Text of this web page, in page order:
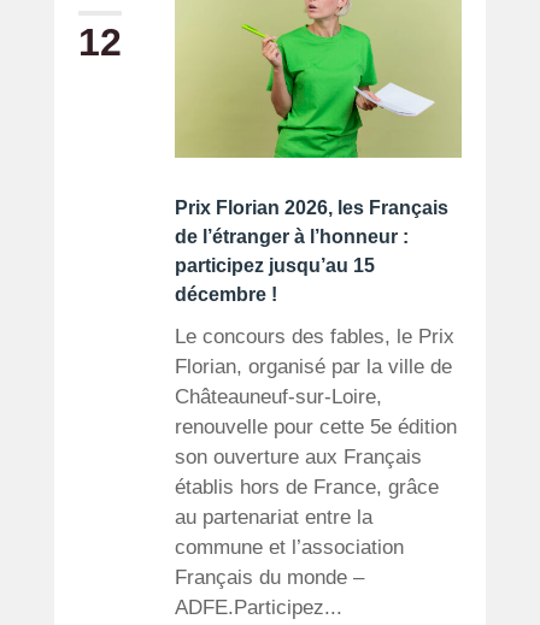
12
Prix Florian 2026, les Français
de l’étranger à l’honneur :
participez jusqu’au 15
décembre !
Le concours des fables, le Prix
Florian, organisé par la ville de
Châteauneuf-sur-Loire,
renouvelle pour cette 5e édition
son ouverture aux Français
établis hors de France, grâce
au partenariat entre la
commune et l’association
Français du monde –
ADFE.Participez...